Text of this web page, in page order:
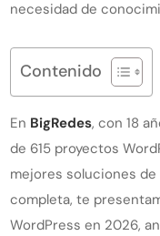
necesidad de
Contenido
En BigRedes, con 18
de 615 proyectos
mejores soluciones de
completa, te
WordPress en 2026,